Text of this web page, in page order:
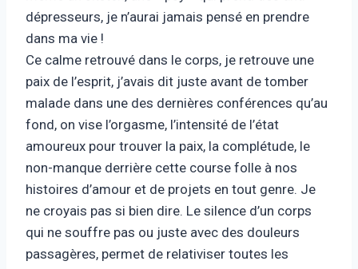
dépresseurs, je n’aurai jamais pensé en prendre
dans ma vie !
Ce calme retrouvé dans le corps, je retrouve une
paix de l’esprit, j’avais dit juste avant de tomber
malade dans une des dernières conférences qu’au
fond, on vise l’orgasme, l’intensité de l’état
amoureux pour trouver la paix, la complétude, le
non-manque derrière cette course folle à nos
histoires d’amour et de projets en tout genre. Je
ne croyais pas si bien dire. Le silence d’un corps
qui ne souffre pas ou juste avec des douleurs
passagères, permet de relativiser toutes les